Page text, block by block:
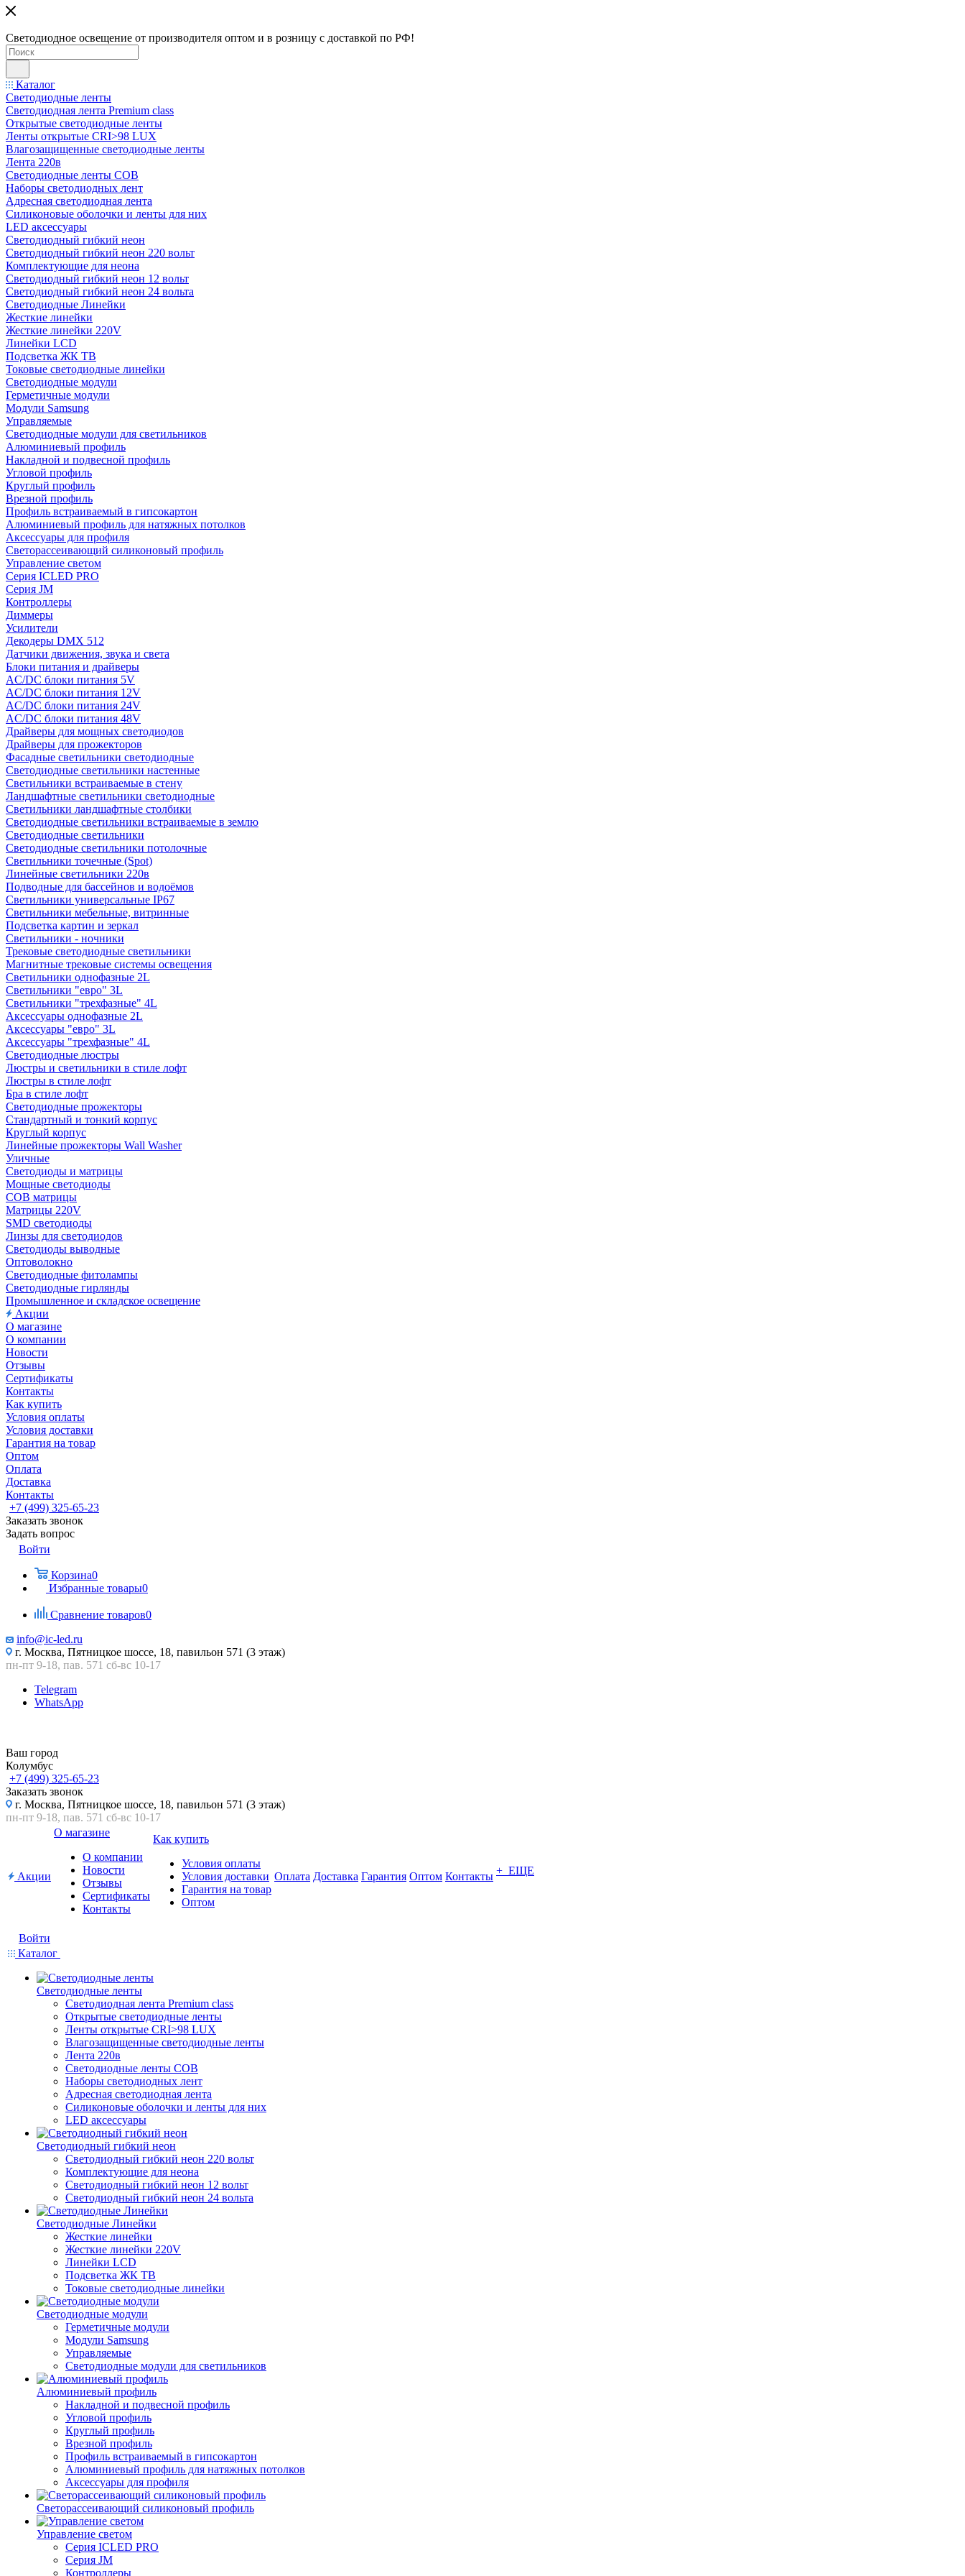
Светодиодное освещение от производителя оптом и в розницу с доставкой по РФ!
Каталог
Светодиодные ленты
Светодиодная лента Premium class
Открытые светодиодные ленты
Ленты открытые CRI>98 LUX
Влагозащищенные светодиодные ленты
Лента 220в
Светодиодные ленты COB
Наборы светодиодных лент
Адресная светодиодная лента
Силиконовые оболочки и ленты для них
LED аксессуары
Светодиодный гибкий неон
Светодиодный гибкий неон 220 вольт
Комплектующие для неона
Светодиодный гибкий неон 12 вольт
Светодиодный гибкий неон 24 вольта
Светодиодные Линейки
Жесткие линейки
Жесткие линейки 220V
Линейки LCD
Подсветка ЖК ТВ
Токовые светодиодные линейки
Светодиодные модули
Герметичные модули
Модули Samsung
Управляемые
Светодиодные модули для светильников
Алюминиевый профиль
Накладной и подвесной профиль
Угловой профиль
Круглый профиль
Врезной профиль
Профиль встраиваемый в гипсокартон
Алюминиевый профиль для натяжных потолков
Аксессуары для профиля
Светорассеивающий силиконовый профиль
Управление светом
Серия ICLED PRO
Серия JM
Контроллеры
Диммеры
Усилители
Декодеры DMX 512
Датчики движения, звука и света
Блоки питания и драйверы
AC/DC блоки питания 5V
AC/DC блоки питания 12V
AC/DC блоки питания 24V
AC/DC блоки питания 48V
Драйверы для мощных светодиодов
Драйверы для прожекторов
Фасадные светильники светодиодные
Светодиодные светильники настенные
Светильники встраиваемые в стену
Ландшафтные светильники светодиодные
Светильники ландшафтные столбики
Светодиодные светильники встраиваемые в землю
Светодиодные светильники
Светодиодные светильники потолочные
Светильники точечные (Spot)
Линейные светильники 220в
Подводные для бассейнов и водоёмов
Светильники универсальные IP67
Светильники мебельные, витринные
Подсветка картин и зеркал
Светильники - ночники
Трековые светодиодные светильники
Магнитные трековые системы освещения
Светильники однофазные 2L
Светильники "евро" 3L
Светильники "трехфазные" 4L
Аксессуары однофазные 2L
Аксессуары "евро" 3L
Аксессуары "трехфазные" 4L
Светодиодные люстры
Люстры и светильники в стиле лофт
Люстры в стиле лофт
Бра в стиле лофт
Светодиодные прожекторы
Стандартный и тонкий корпус
Круглый корпус
Линейные прожекторы Wall Washer
Уличные
Светодиоды и матрицы
Мощные светодиоды
COB матрицы
Матрицы 220V
SMD светодиоды
Линзы для светодиодов
Светодиоды выводные
Оптоволокно
Светодиодные фитолампы
Светодиодные гирлянды
Промышленное и складское освещение
Акции
О магазине
О компании
Новости
Отзывы
Сертификаты
Контакты
Как купить
Условия оплаты
Условия доставки
Гарантия на товар
Оптом
Оплата
Доставка
Контакты
+7 (499) 325-65-23
Заказать звонок
Задать вопрос
Войти
Корзина0
Избранные товары0
Сравнение товаров0
info@ic-led.ru
г. Москва, Пятницкое шоссе, 18, павильон 571 (3 этаж)
пн-пт 9-18, пав. 571 сб-вс 10-17
Telegram
WhatsApp
Ваш город
Колумбус
+7 (499) 325-65-23
Заказать звонок
г. Москва, Пятницкое шоссе, 18, павильон 571 (3 этаж)
пн-пт 9-18, пав. 571 сб-вс 10-17
Акции
О магазине
О компании
Новости
Отзывы
Сертификаты
Контакты
Как купить
Условия оплаты
Условия доставки
Гарантия на товар
Оптом
Оплата Доставка Гарантия Оптом Контакты + ЕЩЕ
Войти
Каталог
Светодиодные ленты
Светодиодная лента Premium class
Открытые светодиодные ленты
Ленты открытые CRI>98 LUX
Влагозащищенные светодиодные ленты
Лента 220в
Светодиодные ленты COB
Наборы светодиодных лент
Адресная светодиодная лента
Силиконовые оболочки и ленты для них
LED аксессуары
Светодиодный гибкий неон
Светодиодный гибкий неон 220 вольт
Комплектующие для неона
Светодиодный гибкий неон 12 вольт
Светодиодный гибкий неон 24 вольта
Светодиодные Линейки
Жесткие линейки
Жесткие линейки 220V
Линейки LCD
Подсветка ЖК ТВ
Токовые светодиодные линейки
Светодиодные модули
Герметичные модули
Модули Samsung
Управляемые
Светодиодные модули для светильников
Алюминиевый профиль
Накладной и подвесной профиль
Угловой профиль
Круглый профиль
Врезной профиль
Профиль встраиваемый в гипсокартон
Алюминиевый профиль для натяжных потолков
Аксессуары для профиля
Светорассеивающий силиконовый профиль
Управление светом
Серия ICLED PRO
Серия JM
Контроллеры